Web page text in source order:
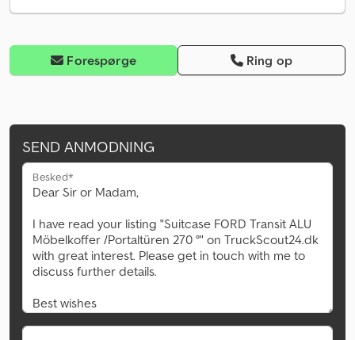
Forespørge Ring op
SEND ANMODNING
Besked*